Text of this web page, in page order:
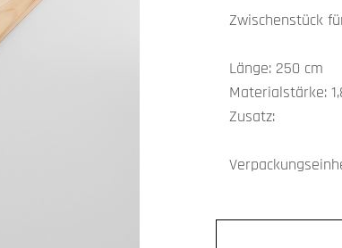
Zwischenstück
Länge: 250 cm
Materialstärke:
Zusatz: